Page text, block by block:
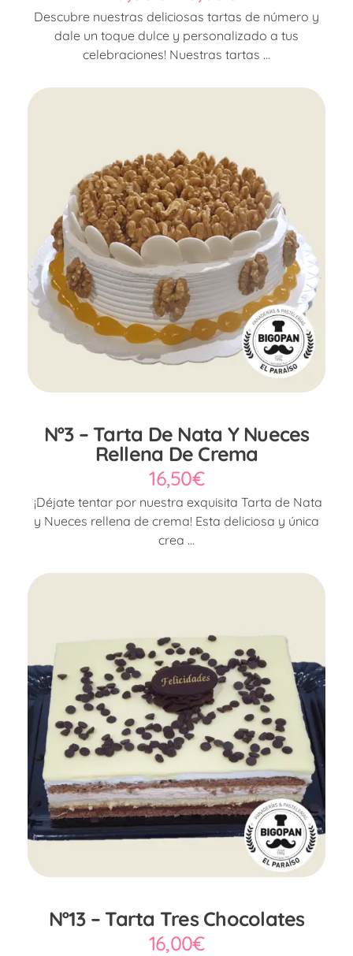
Descubre nuestras deliciosas tartas de número y
dale un toque dulce y personalizado a tus
celebraciones! Nuestras tartas ...
Nº3 – Tarta De Nata Y Nueces
Rellena De Crema
16,50€
¡Déjate tentar por nuestra exquisita Tarta de Nata
y Nueces rellena de crema! Esta deliciosa y única
crea ...
Nº13 – Tarta Tres Chocolates
16,00€